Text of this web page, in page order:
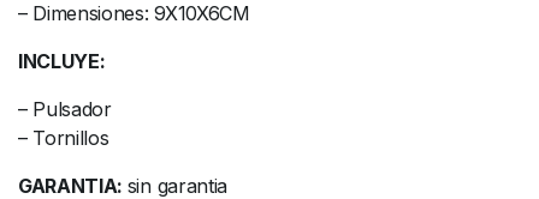
– Dimensiones: 9X10X6CM
INCLUYE:
– Pulsador
– Tornillos
GARANTIA: sin garantia